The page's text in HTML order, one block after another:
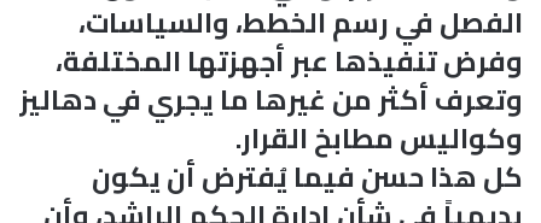
الفصل في رسم الخطط، والسياسات،
وفرض تنفيذها عبر أجهزتها المختلفة،
وتعرف أكثر من غيرها ما يجري في دهاليز
وكواليس مطابخ القرار.
كل هذا حسن فيما يُفترض أن يكون